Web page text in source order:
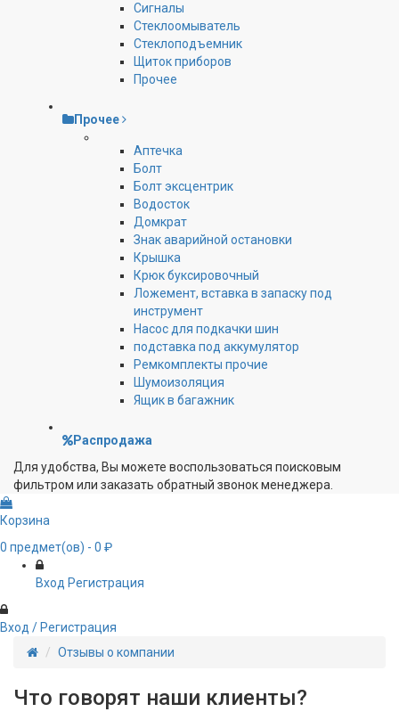
Сигналы
Стеклоомыватель
Стеклоподъемник
Щиток приборов
Прочее
Прочее
Аптечка
Болт
Болт эксцентрик
Водосток
Домкрат
Знак аварийной остановки
Крышка
Крюк буксировочный
Ложемент, вставка в запаску под
инструмент
Насос для подкачки шин
подставка под аккумулятор
Ремкомплекты прочие
Шумоизоляция
Ящик в багажник
Распродажа
Для удобства, Вы можете воспользоваться поисковым
фильтром или заказать обратный звонок менеджера.
Корзина
0 предмет(ов) - 0 ₽
Вход Регистрация
Вход / Регистрация
Отзывы о компании
Что говорят наши клиенты?